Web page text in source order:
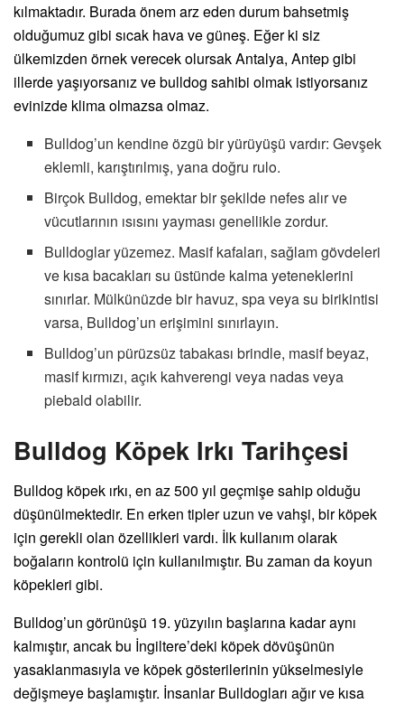
kılmaktadır. Burada önem arz eden durum bahsetmiş
olduğumuz gibi sıcak hava ve güneş. Eğer ki siz
ülkemizden örnek verecek olursak Antalya, Antep gibi
illerde yaşıyorsanız ve bulldog sahibi olmak istiyorsanız
evinizde klima olmazsa olmaz.
Bulldog’un kendine özgü bir yürüyüşü vardır: Gevşek
eklemli, karıştırılmış, yana doğru rulo.
Birçok Bulldog, emektar bir şekilde nefes alır ve
vücutlarının ısısını yayması genellikle zordur.
Bulldoglar yüzemez. Masif kafaları, sağlam gövdeleri
ve kısa bacakları su üstünde kalma yeteneklerini
sınırlar. Mülkünüzde bir havuz, spa veya su birikintisi
varsa, Bulldog’un erişimini sınırlayın.
Bulldog’un pürüzsüz tabakası brindle, masif beyaz,
masif kırmızı, açık kahverengi veya nadas veya
piebald olabilir.
Bulldog Köpek Irkı Tarihçesi
Bulldog köpek ırkı, en az 500 yıl geçmişe sahip olduğu
düşünülmektedir. En erken tipler uzun ve vahşi, bir köpek
için gerekli olan özellikleri vardı. İlk kullanım olarak
boğaların kontrolü için kullanılmıştır. Bu zaman da koyun
köpekleri gibi.
Bulldog’un görünüşü 19. yüzyılın başlarına kadar aynı
kalmıştır, ancak bu İngiltere’deki köpek dövüşünün
yasaklanmasıyla ve köpek gösterilerinin yükselmesiyle
değişmeye başlamıştır. İnsanlar Bulldogları ağır ve kısa